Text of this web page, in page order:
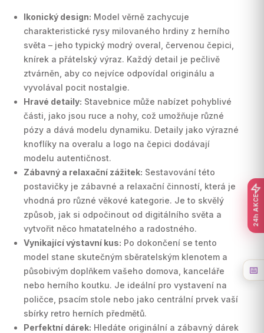
Ikonický design: Model věrně zachycuje
charakteristické rysy milovaného hrdiny z herního
světa – jeho typický modrý overal, červenou čepici,
knírek a přátelský výraz. Každý detail je pečlivě
ztvárněn, aby co nejvíce odpovídal originálu a
vyvolával pocit nostalgie.
Hravé detaily: Stavebnice může nabízet pohyblivé
části, jako jsou ruce a nohy, což umožňuje různé
pózy a dává modelu dynamiku. Detaily jako výrazné
knoflíky na overalu a logo na čepici dodávají
modelu autentičnost.
Zábavný a relaxační zážitek: Sestavování této
postavičky je zábavné a relaxační činností, která je
vhodná pro různé věkové kategorie. Je to skvělý
způsob, jak si odpočinout od digitálního světa a
vytvořit něco hmatatelného a radostného.
Vynikající výstavní kus: Po dokončení se tento
model stane skutečným sběratelským klenotem a
působivým doplňkem vašeho domova, kanceláře
nebo herního koutku. Je ideální pro vystavení na
poličce, psacím stole nebo jako centrální prvek vaší
sbírky retro herních předmětů.
Perfektní dárek: Hledáte originální a zábavný dárek
24h AKCE
📅